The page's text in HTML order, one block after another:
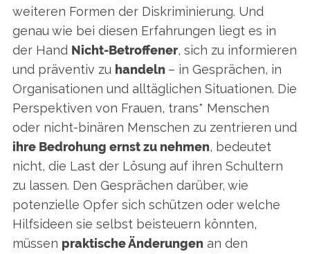
weiteren Formen der Diskriminierung. Und
genau wie bei diesen Erfahrungen liegt es in
der Hand Nicht-Betroffener, sich zu informieren
und präventiv zu handeln – in Gesprächen, in
Organisationen und alltäglichen Situationen. Die
Perspektiven von Frauen, trans* Menschen
oder nicht-binären Menschen zu zentrieren und
ihre Bedrohung ernst zu nehmen, bedeutet
nicht, die Last der Lösung auf ihren Schultern
zu lassen. Den Gesprächen darüber, wie
potenzielle Opfer sich schützen oder welche
Hilfsideen sie selbst beisteuern könnten,
müssen praktische Änderungen an den